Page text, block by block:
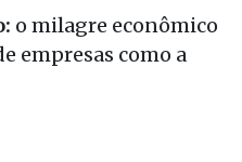
o milagre econômico
empresas como a